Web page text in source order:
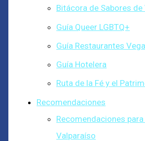
Bitácora de Sabores de
Guía Queer LGBTQ+
Guía Restaurantes
Guía Hotelera
Ruta de la Fé y el
Recomendaciones
Recomendaciones
Valparaíso